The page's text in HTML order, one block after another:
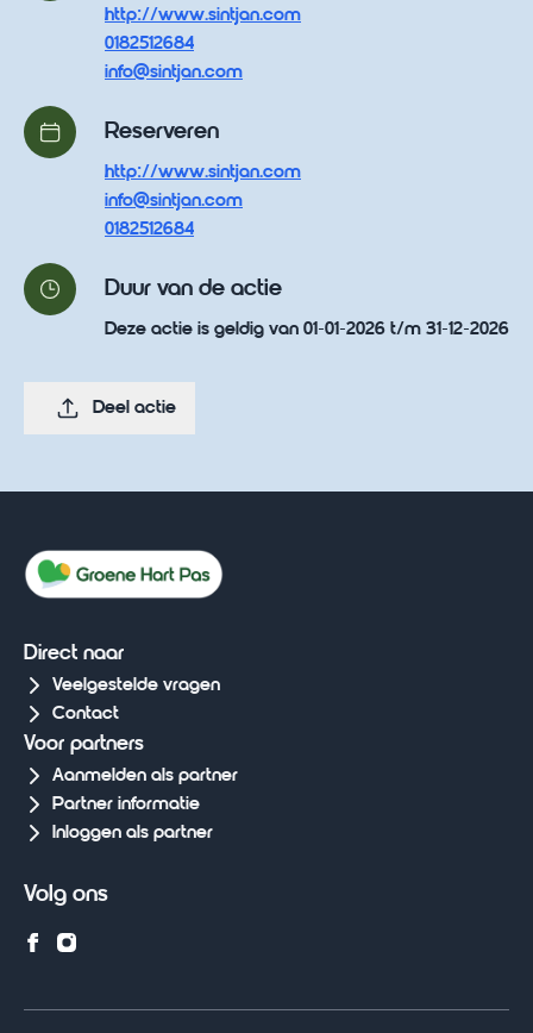
http://www.sintjan.com
0182512684
info@sintjan.com
Reserveren
http://www.sintjan.com
info@sintjan.com
0182512684
Duur van de actie
Deze actie is geldig van 01-01-2026 t/m 31-12-2026
Deel actie
Direct naar
Veelgestelde vragen
Contact
Voor partners
Aanmelden als partner
Partner informatie
Inloggen als partner
Volg ons